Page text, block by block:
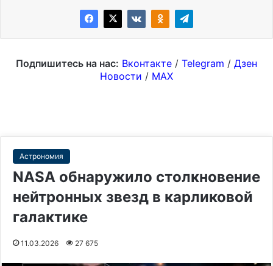
Подпишитесь на нас: Вконтакте / Telegram / Дзен
Новости / MAX